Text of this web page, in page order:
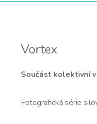
Vortex
Součást kolektivní
Fotografická série